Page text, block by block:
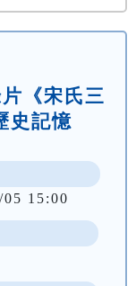
《宋氏三
史記憶
15:00